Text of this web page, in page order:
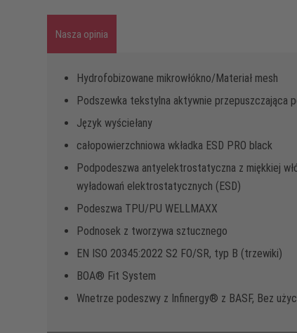
Nasza opinia
Hydrofobizowane mikrowłókno/Materiał mesh
Podszewka tekstylna aktywnie przepuszczająca
Język wyściełany
całopowierzchniowa wkładka ESD PRO black
Podpodeszwa antyelektrostatyczna z miękkiej
wyładowań elektrostatycznych (ESD)
Podeszwa TPU/PU WELLMAXX
Podnosek z tworzywa sztucznego
EN ISO 20345:2022 S2 FO/SR, typ B (trzewiki)
BOA® Fit System
Wnetrze podeszwy z Infinergy® z BASF, Bez